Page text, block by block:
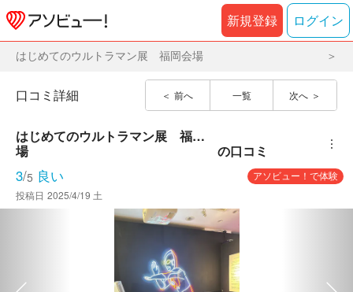
新規登録 ログイン
はじめてのウルトラマン展 福岡会場
前へ 一覧 次へ
口コミ詳細
はじめてのウルトラマン展　福岡会
場
の口コミ ︙
3/5 良い
アソビュー！で体験
投稿日 2025/4/19 土